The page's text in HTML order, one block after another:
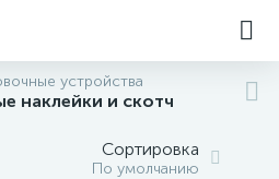
устройства
наклейки и скотч
Сортировка
По умолчанию